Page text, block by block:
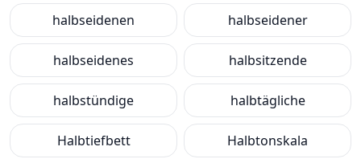
halbseidenen halbseidener
halbseidenes halbsitzende
halbstündige halbtägliche
Halbtiefbett Halbtonskala